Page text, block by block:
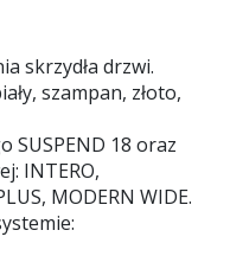
skrzydła drzwi.
szampan, złoto,
SUSPEND 18 oraz
INTERO,
MODERN WIDE.